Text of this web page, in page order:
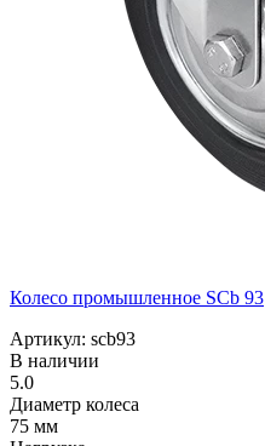
Колесо промышленное SCb 93
Артикул: scb93
В наличии
5.0
Диаметр колеса
75 мм